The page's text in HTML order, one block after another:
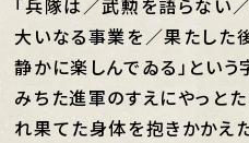
「兵隊は／武勲を語らない
大いなる事業を／果たした
静かに楽しんでゐる」とい
みちた進軍のすえにやっと
れ果てた身体を抱きかかえ